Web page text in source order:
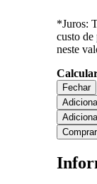
*Juros:
custo de
neste
Fechar